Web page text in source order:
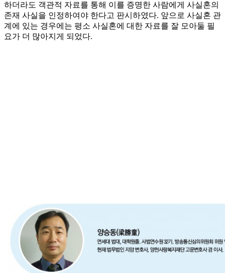
하더라도 객관적 자료를 통해 이를 증명한 사람에게 사실혼의
존재 사실을 인정하여야 한다고 판시하였다. 앞으로 사실혼 관
계에 있는 경우에는 평소 사실혼에 대한 자료를 잘 모아둘 필
요가 더 많아지게 되었다.